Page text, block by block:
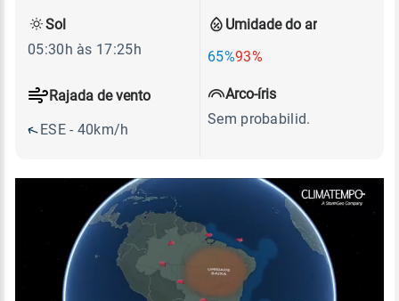
Umidade do ar
65%93%
Rajada de vento
ESE - 40km/h
Sol
05:30h às 17:25h
Arco-íris
Sem probabilid.